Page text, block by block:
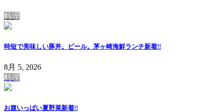
料理
時短で美味しい豚丼。ビール。茅ヶ崎海鮮ランチ新着!!
8月 5, 2026
料理
お腹いっぱい夏野菜新着!!